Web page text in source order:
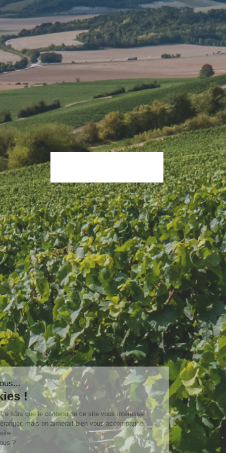
Salut c'est nous...
les Cookies !
On a attendu d'être sûrs que le contenu de ce site vous intéresse
avant de vous déranger, mais on aimerait bien vous accompagner
pendant votre visite...
C'est OK pour vous ?